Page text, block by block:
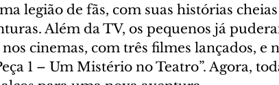
legião de fãs, com suas histórias
Além da TV, os pequenos já
cinemas, com três filmes lançados, e
1 – Um Mistério no Teatro”. Agora,